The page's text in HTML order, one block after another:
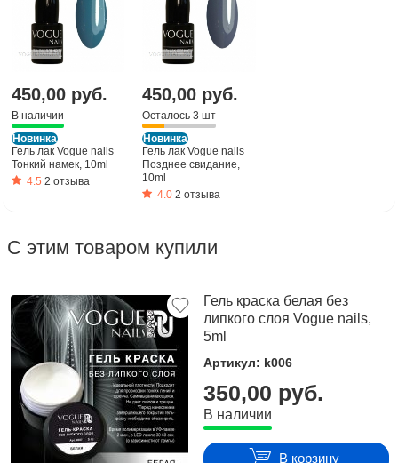
450,00 руб.
В наличии
Новинка
Гель лак Vogue nails
Тонкий намек, 10ml
4.5 2 отзыва
450,00 руб.
Осталось 3 шт
Новинка
Гель лак Vogue nails
Позднее свидание,
10ml
4.0 2 отзыва
С этим товаром купили
Гель краска белая без
липкого слоя Vogue nails,
5ml
Артикул: k006
350,00 руб.
В наличии
В корзину